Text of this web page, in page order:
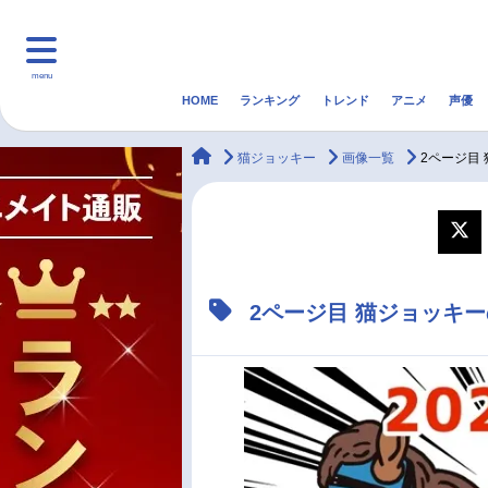
menu
マンガ・ラノベ 音楽
アニメ記事一覧
声優記事一覧
HOME ランキング トレンド アニメ 声優
animateTimes
猫ジョッキー 画像一覧 2ページ目
2ページ目 猫ジョッキ